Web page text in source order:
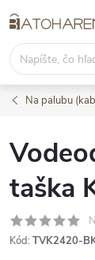
na
obsah
Na palubu
taška
Kód: TVK2420-